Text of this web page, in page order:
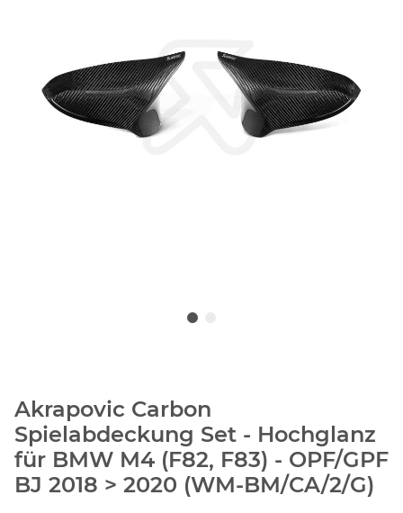
Akrapovic Carbon
Spielabdeckung Set - Hochglanz
für BMW M4 (F82, F83) - OPF/GPF
BJ 2018 > 2020 (WM-BM/CA/2/G)